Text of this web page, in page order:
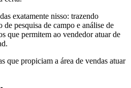
exatamente nisso: trazendo
de pesquisa de campo e análise de
que permitem ao vendedor atuar de
que propiciam a área de vendas atuar